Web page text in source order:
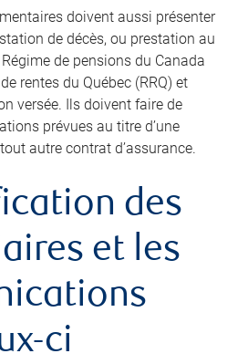
doivent aussi présenter
de décès, ou prestation au
de pensions du Canada
rentes du Québec (RRQ) et
versée. Ils doivent faire de
prévues au titre d’une
autre contrat d’assurance.
des
et les
ci